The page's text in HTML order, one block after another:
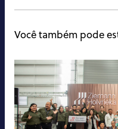
Você também pode